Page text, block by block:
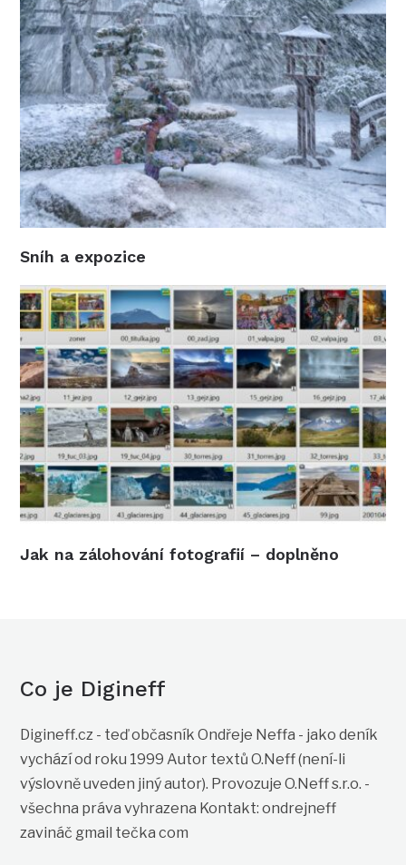
Sníh a expozice
Jak na zálohování fotografií – doplněno
Co je Digineff
Digineff.cz - teď občasník Ondřeje Neffa - jako deník
vychází od roku 1999 Autor textů O.Neff (není-li
výslovně uveden jiný autor). Provozuje O.Neff s.r.o. -
všechna práva vyhrazena Kontakt: ondrejneff
zavináč gmail tečka com